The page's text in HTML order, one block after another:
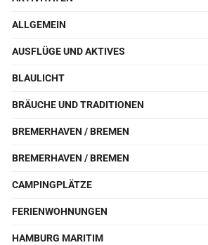
ALLGEMEIN
AUSFLÜGE UND AKTIVES
BLAULICHT
BRÄUCHE UND TRADITIONEN
BREMERHAVEN / BREMEN
BREMERHAVEN / BREMEN
CAMPINGPLÄTZE
FERIENWOHNUNGEN
HAMBURG MARITIM